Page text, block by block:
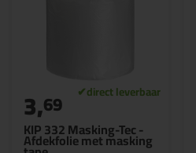
KIP 332 Masking-Tec -
Afdekfolie met masking
3,69